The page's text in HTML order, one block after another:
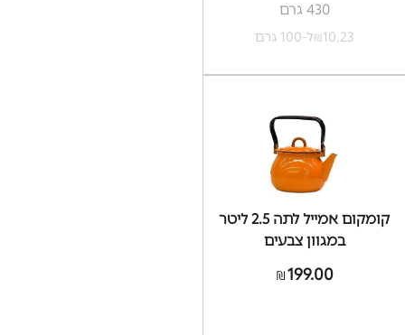
430 גרם
₪10.23 ל-100 גרם
קומקום אמייל לתה 2.5 ליטר
במגוון צבעים
₪199.00